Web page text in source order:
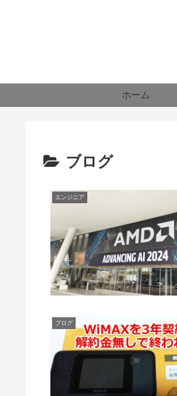
ホーム
ブログ
エンジニア
ブログ